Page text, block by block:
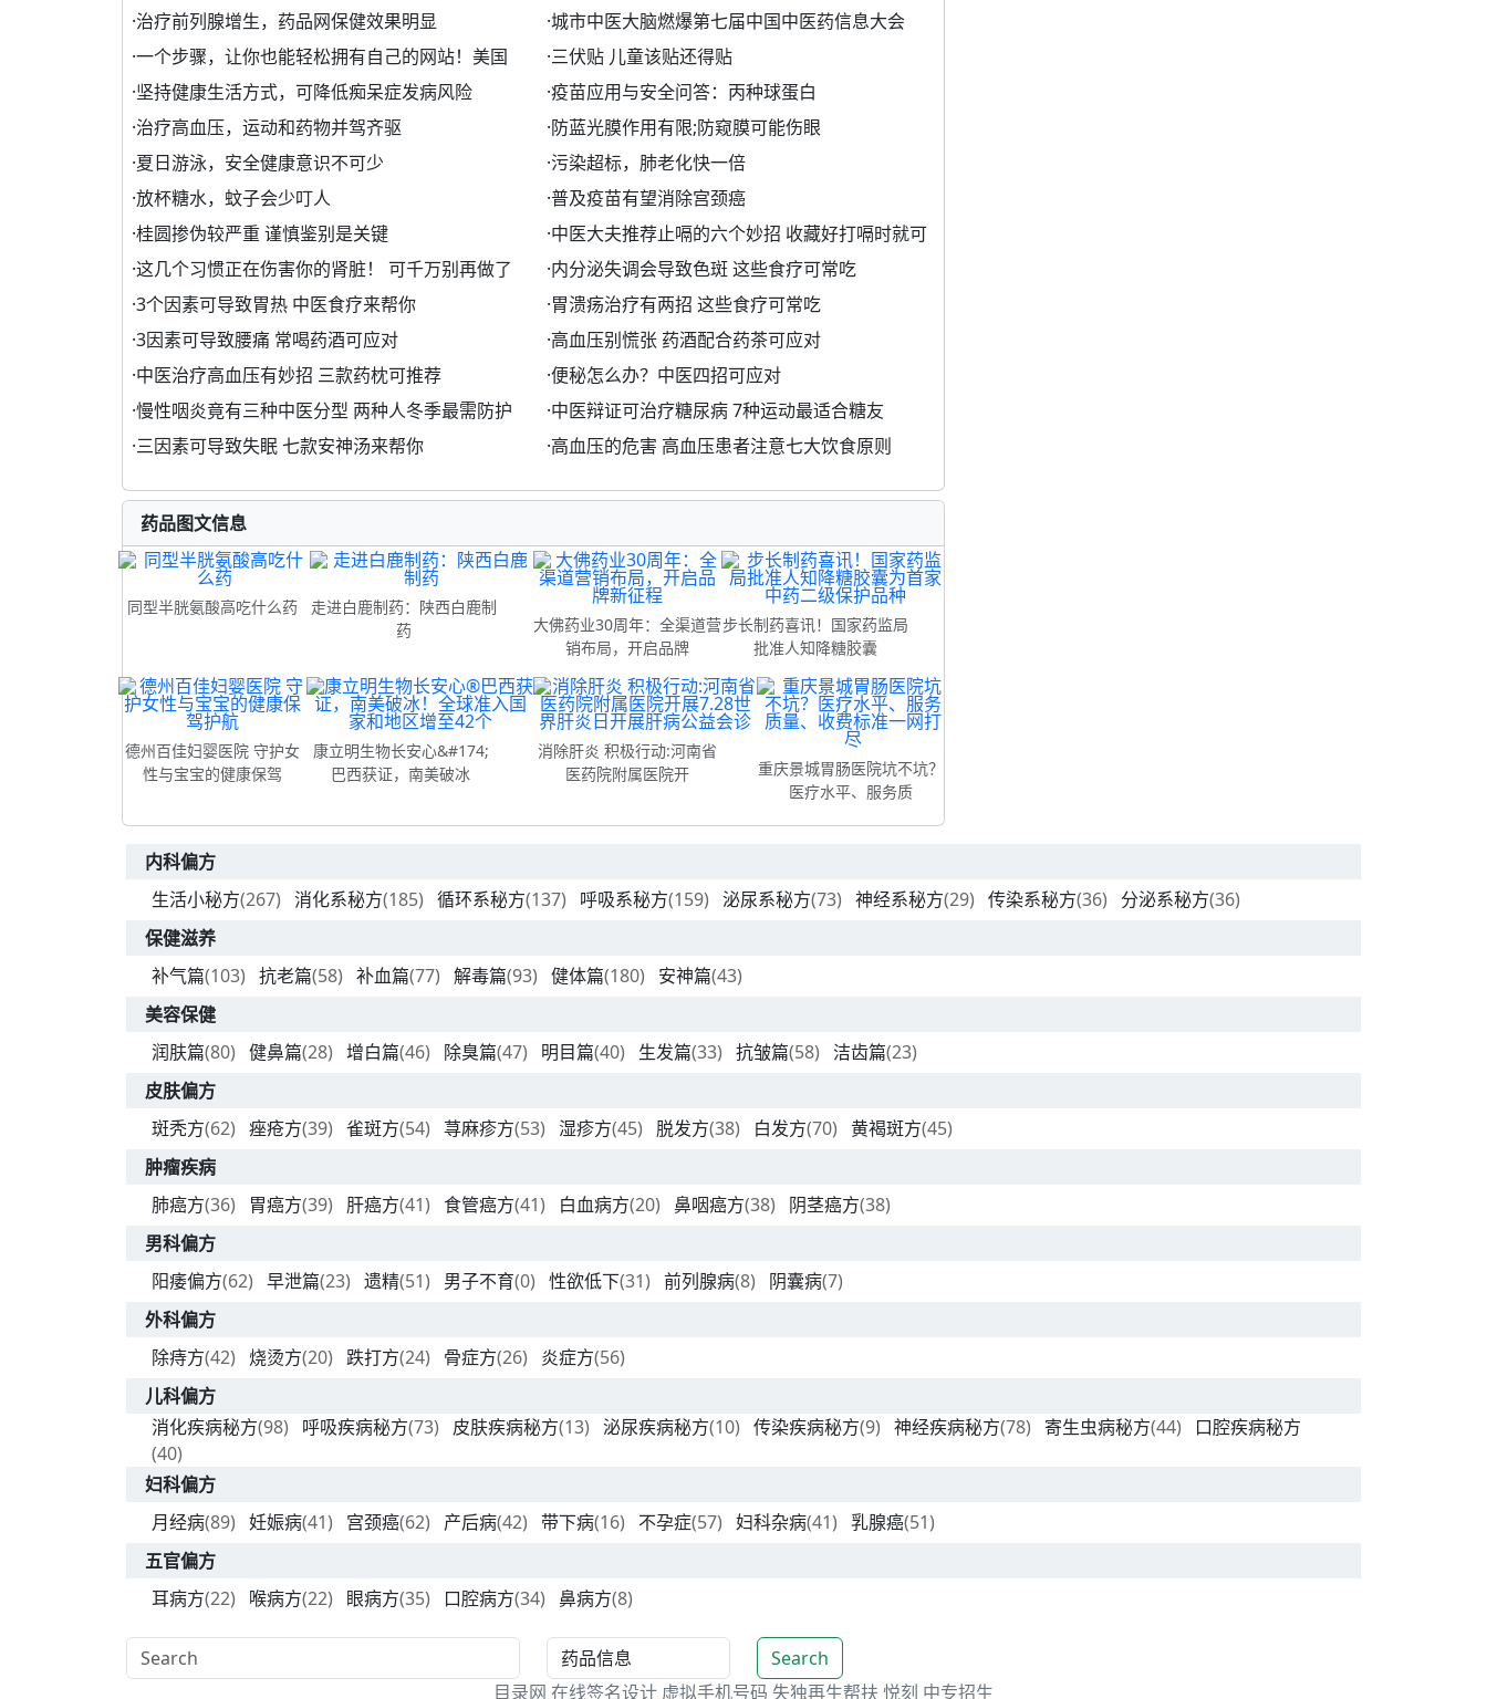
·治疗前列腺增生，药品网保健效果明显 ·城市中医大脑燃爆第七届中国中医药信息大会
·一个步骤，让你也能轻松拥有自己的网站！美国 ·三伏贴 儿童该贴还得贴
·坚持健康生活方式，可降低痴呆症发病风险 ·疫苗应用与安全问答：丙种球蛋白
·治疗高血压，运动和药物并驾齐驱 ·防蓝光膜作用有限;防窥膜可能伤眼
·夏日游泳，安全健康意识不可少 ·污染超标，肺老化快一倍
·放杯糖水，蚊子会少叮人 ·普及疫苗有望消除宫颈癌
·桂圆掺伪较严重 谨慎鉴别是关键 ·中医大夫推荐止嗝的六个妙招 收藏好打嗝时就可
·这几个习惯正在伤害你的肾脏！ 可千万别再做了 ·内分泌失调会导致色斑 这些食疗可常吃
·3个因素可导致胃热 中医食疗来帮你 ·胃溃疡治疗有两招 这些食疗可常吃
·3因素可导致腰痛 常喝药酒可应对 ·高血压别慌张 药酒配合药茶可应对
·中医治疗高血压有妙招 三款药枕可推荐 ·便秘怎么办？中医四招可应对
·慢性咽炎竟有三种中医分型 两种人冬季最需防护 ·中医辩证可治疗糖尿病 7种运动最适合糖友
·三因素可导致失眠 七款安神汤来帮你 ·高血压的危害 高血压患者注意七大饮食原则
药品图文信息
同型半胱氨酸高吃什么药
走进白鹿制药：陕西白鹿制
药
大佛药业30周年：全渠道营
销布局，开启品牌
步长制药喜讯！国家药监局
批准人知降糖胶囊
德州百佳妇婴医院 守护女
性与宝宝的健康保驾
康立明生物长安心&#174;
巴西获证，南美破冰
消除肝炎 积极行动:河南省
医药院附属医院开
重庆景城胃肠医院坑不坑？
医疗水平、服务质
内科偏方
生活小秘方(267) 消化系秘方(185) 循环系秘方(137) 呼吸系秘方(159) 泌尿系秘方(73) 神经系秘方(29) 传染系秘方(36) 分泌系秘方(36)
保健滋养
补气篇(103) 抗老篇(58) 补血篇(77) 解毒篇(93) 健体篇(180) 安神篇(43)
美容保健
润肤篇(80) 健鼻篇(28) 增白篇(46) 除臭篇(47) 明目篇(40) 生发篇(33) 抗皱篇(58) 洁齿篇(23)
皮肤偏方
斑秃方(62) 痤疮方(39) 雀斑方(54) 荨麻疹方(53) 湿疹方(45) 脱发方(38) 白发方(70) 黄褐斑方(45)
肿瘤疾病
肺癌方(36) 胃癌方(39) 肝癌方(41) 食管癌方(41) 白血病方(20) 鼻咽癌方(38) 阴茎癌方(38)
男科偏方
阳痿偏方(62) 早泄篇(23) 遗精(51) 男子不育(0) 性欲低下(31) 前列腺病(8) 阴囊病(7)
外科偏方
除痔方(42) 烧烫方(20) 跌打方(24) 骨症方(26) 炎症方(56)
儿科偏方
消化疾病秘方(98) 呼吸疾病秘方(73) 皮肤疾病秘方(13) 泌尿疾病秘方(10) 传染疾病秘方(9) 神经疾病秘方(78) 寄生虫病秘方(44)
口腔疾病秘方
(40)
妇科偏方
月经病(89) 妊娠病(41) 宫颈癌(62) 产后病(42) 带下病(16) 不孕症(57) 妇科杂病(41) 乳腺癌(51)
五官偏方
耳病方(22) 喉病方(22) 眼病方(35) 口腔病方(34) 鼻病方(8)
Search
目录网 在线签名设计 虚拟手机号码 失独再生帮扶 悦刻 中专招生